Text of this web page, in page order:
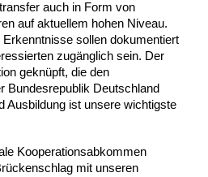
auch in Form von
auf aktuellem hohen Niveau.
sollen dokumentiert
zugänglich sein. Der
geknüpft, die den
Bundesrepublik Deutschland
Ausbildung ist unsere wichtigste
Kooperationsabkommen
mit unseren